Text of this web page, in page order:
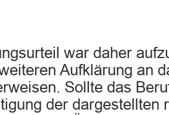
war daher
Aufklärung an
Sollte das
der dargestellten